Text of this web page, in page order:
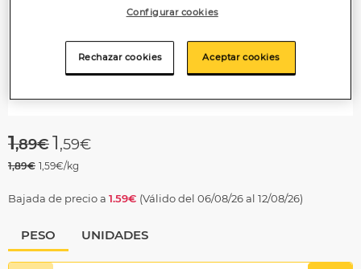
Price reduced from
1,89€to
1,59€
1,89€ 1,59€/kg
Bajada de precio a 1.59€ (Válido del 06/08/26 al 12/08/26)
PESO UNIDADES
Configurar cookies
Rechazar cookies Aceptar cookies